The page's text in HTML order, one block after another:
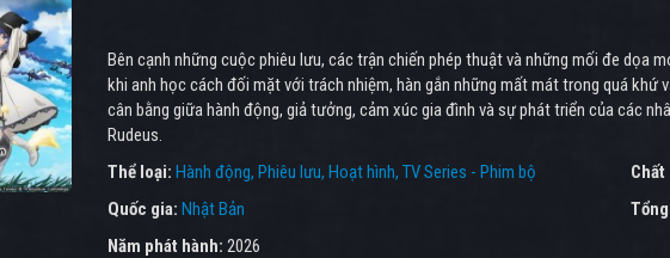
Bên cạnh những cuộc phiêu lưu, các trận chiến phép thuật và những mối đe dọa
khi anh học cách đối mặt với trách nhiệm, hàn gắn những mất mát trong quá khứ
cân bằng giữa hành động, giả tưởng, cảm xúc gia đình và sự phát triển của các
Rudeus.
Thể loại: Hành động Phiêu lưu Hoạt hình TV Series - Phim bộ
Quốc gia: Nhật Bản
Năm phát hành: 2026